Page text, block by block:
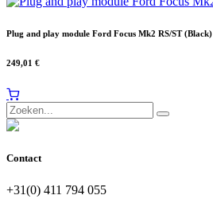
Plug and play module Ford Focus Mk2 RS/ST (Black)
249,01 €
Contact
+31(0) 411 794 055